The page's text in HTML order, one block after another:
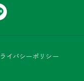
イバシーポリシー